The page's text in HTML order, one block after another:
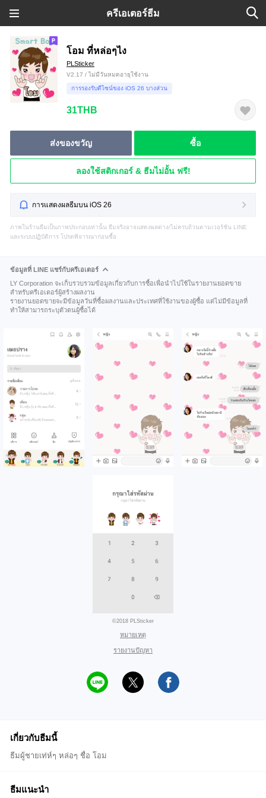
ครีเอเตอร์ธีม
โอม ที่หล่อๆไง
PLSticker
V2.17 / ไม่มีวันหมดอายุใช้งาน
การรองรับดีไซน์ของ iOS 26 บางส่วน
31THB
ส่งของขวัญ ซื้อ
ลองใช้สติกเกอร์ & ธีมไม่อั้น ฟรี!
การแสดงผลธีมบน iOS 26
ภาพในร้านธีมเป็นภาพประกอบเท่านั้น ธีมจริงอาจแสดงผลต่าง/ไม่ครบถ้วนตามเวอร์ชัน LINE
และระบบปฏิบัติการ โปรดพิจารณาก่อนซื้อ
ข้อมูลที่ LINE แชร์กับครีเอเตอร์
LY Corporation จะเก็บรวบรวมข้อมูลเกี่ยวกับการซื้อเพื่อนำไปใช้ในรายงานยอดขาย
สำหรับครีเอเตอร์ผู้สร้างผลงาน
รายงานยอดขายจะมีข้อมูลวันที่ซื้อผลงานและประเทศที่ใช้งานของผู้ซื้อ แต่ไม่มีข้อมูลที่
ทำให้สามารถระบุตัวตนผู้ซื้อได้
©2018 PLSticker
หมายเหตุ
รายงานปัญหา
เกี่ยวกับธีมนี้
ธีมผู้ชายเท่ห์ๆ หล่อๆ ชื่อ โอม
ธีมแนะนำ